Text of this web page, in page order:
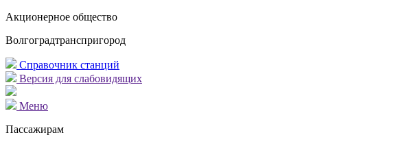
Акционерное общество
Волгоградтранспригород
Справочник станций
Версия для слабовидящих
Меню
Пассажирам